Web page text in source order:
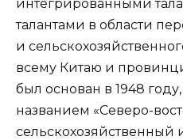
интегрированными
талантами в области
и
всему Китаю и
был основан в 1948
названием «Северо-
сельскохозяйственный